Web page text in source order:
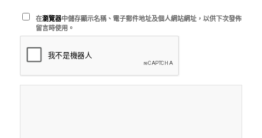
在瀏覽器中儲存顯示名稱、電子郵件地址及個人網站網址，以供下次發佈
留言時使用。